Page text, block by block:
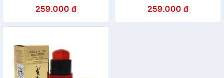
259.000 đ 259.000 đ